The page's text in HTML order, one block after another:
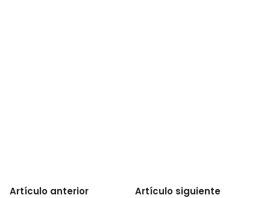
Artículo anterior Artículo siguiente